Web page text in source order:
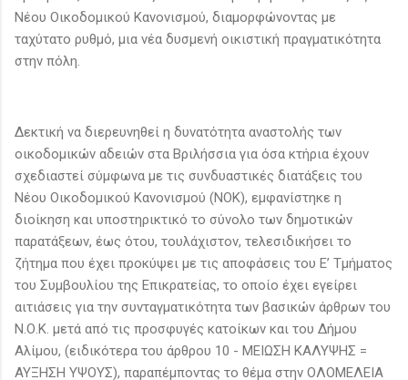
Νέου Οικοδομικού Κανονισμού, διαμορφώνοντας με
ταχύτατο ρυθμό, μια νέα δυσμενή οικιστική πραγματικότητα
στην πόλη.
Δεκτική να διερευνηθεί η δυνατότητα αναστολής των
οικοδομικών αδειών στα Βριλήσσια για όσα κτήρια έχουν
σχεδιαστεί σύμφωνα με τις συνδυαστικές διατάξεις του
Νέου Οικοδομικού Κανονισμού (ΝΟΚ), εμφανίστηκε η
διοίκηση και υποστηρικτικό το σύνολο των δημοτικών
παρατάξεων, έως ότου, τουλάχιστον, τελεσιδικήσει το
ζήτημα που έχει προκύψει με τις αποφάσεις του Ε’ Τμήματος
του Συμβουλίου της Επικρατείας, το οποίο έχει εγείρει
αιτιάσεις για την συνταγματικότητα των βασικών άρθρων του
Ν.Ο.Κ. μετά από τις προσφυγές κατοίκων και του Δήμου
Αλίμου, (ειδικότερα του άρθρου 10 - ΜΕΙΩΣΗ ΚΑΛΥΨΗΣ =
ΑΥΞΗΣΗ ΥΨΟΥΣ), παραπέμποντας το θέμα στην ΟΛΟΜΕΛΕΙΑ